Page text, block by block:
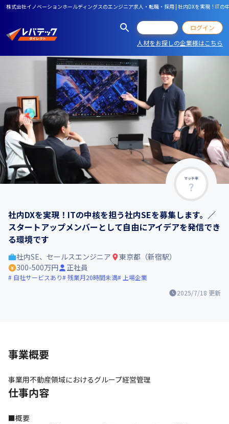
株式会社イノベーションホールディングスのエンジニア求人・転職・採用 | 社内DXを実現！IT
ログイン
人材をお探しの企業様はこちら
マッチ率
社内DXを実現！ITの中核を担う社内SEを募集します。／
スタートアップメンバーとして自由にアイデアを発信でき
る環境です
2025/7/18 更新
社内SE、セールスエンジニア
東京都（新宿駅）
300-500万円
正社員
自社サービスあり 残業月20時間未満 上場企業
事業概要
事業用不動産領域におけるグループ経営管理
仕事内容
■概要